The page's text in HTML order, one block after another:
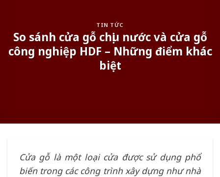
TIN TỨC
So sánh cửa gỗ chịu nước và cửa gỗ
công nghiệp HDF – Những điểm khác
biệt
Cửa gỗ là một loại cửa được sử dụng phổ
biến trong các công trình xây dựng như nhà